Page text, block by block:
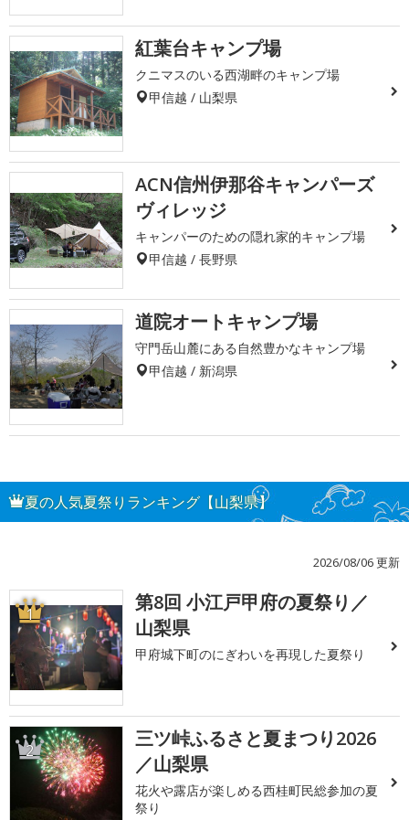
紅葉台キャンプ場
クニマスのいる西湖畔のキャンプ場
甲信越 / 山梨県
ACN信州伊那谷キャンパーズ
ヴィレッジ
キャンパーのための隠れ家的キャンプ場
甲信越 / 長野県
道院オートキャンプ場
守門岳山麓にある自然豊かなキャンプ場
甲信越 / 新潟県
夏の人気夏祭りランキング【山梨県】
2026/08/06 更新
1
第8回 小江戸甲府の夏祭り／
山梨県
甲府城下町のにぎわいを再現した夏祭り
2
三ツ峠ふるさと夏まつり2026
／山梨県
花火や露店が楽しめる西桂町民総参加の夏
祭り